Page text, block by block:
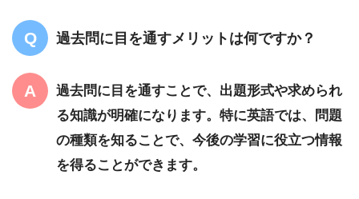
過去問に目を通すメリットは何ですか？
過去問に目を通すことで、出題形式や求められ
る知識が明確になります。特に英語では、問題
の種類を知ることで、今後の学習に役立つ情報
を得ることができます。